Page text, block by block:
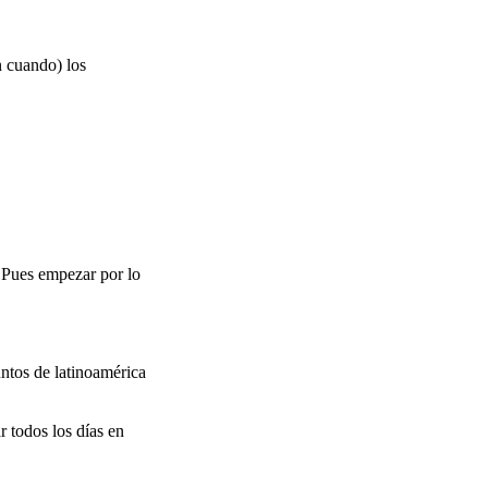
cuando) los
empezar por lo
de latinoamérica
todos los días en